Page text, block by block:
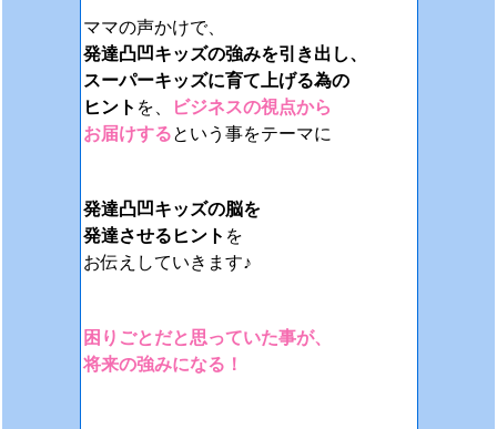
ママの声かけで、
発達凸凹キッズの強みを引き出し、
スーパーキッズに育て上げる為の
ヒント を、
ビジネスの視点から
お届けするという事をテーマに
発達凸凹キッズの脳を
発達させるヒント を
お伝えしていきます♪
困りごとだと思っていた事が、
将来の強みになる！